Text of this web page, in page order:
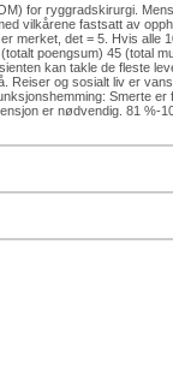
for ryggradskirurgi.
vilkårene fastsatt av
merket, det = 5. Hvis alle
poengsum) 45 (total
kan takle de fleste
Reiser og sosialt liv er
Smerte
er nødvendig. 81 %-